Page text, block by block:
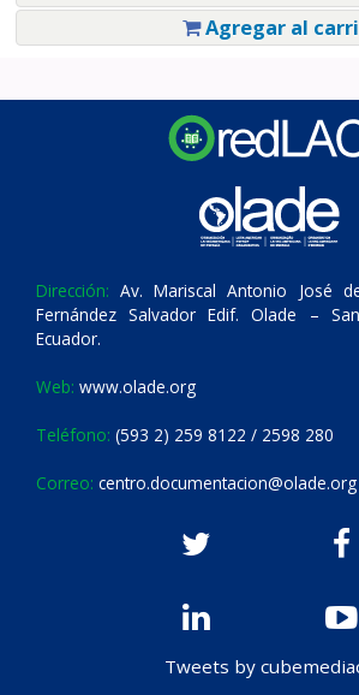
Agregar al
Dirección: Av. Mariscal Antonio José
Fernández Salvador Edif. Olade –
Ecuador.
Web: www.olade.org
Teléfono: (593 2) 259 8122 / 2598 280
Correo: centro.documentacion@olade.org
Tweets by